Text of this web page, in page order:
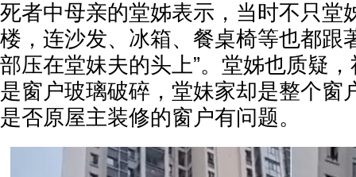
死者中母亲的堂姊表示，当时不只堂
楼，连沙发、冰箱、餐桌椅等也都跟
部压在堂妹夫的头上”。堂姊也质疑
是窗户玻璃破碎，堂妹家却是整个窗
是否原屋主装修的窗户有问题。